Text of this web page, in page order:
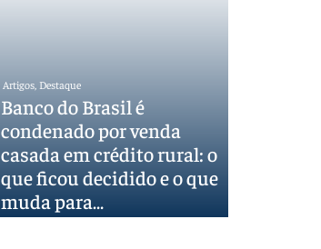
Artigos Destaque
Banco do Brasil é
condenado por venda
casada em crédito rural: o
que ficou decidido e o que
muda para…